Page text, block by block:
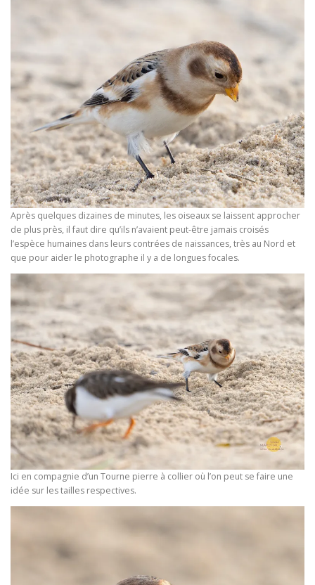
Après quelques dizaines de minutes, les oiseaux se laissent approcher
de plus près, il faut dire qu’ils n’avaient peut-être jamais croisés
l’espèce humaines dans leurs contrées de naissances, très au Nord et
que pour aider le photographe il y a de longues focales.
Ici en compagnie d’un Tourne pierre à collier où l’on peut se faire une
idée sur les tailles respectives.